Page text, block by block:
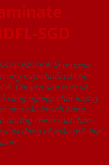
SGD
là thương
một chuỗi các hệ
Chuyên sản xuất và
công nghiệp chất lượng
nhu cầu khách hàng.
những chính sách bán
đa dạng về mẫu mã, loại